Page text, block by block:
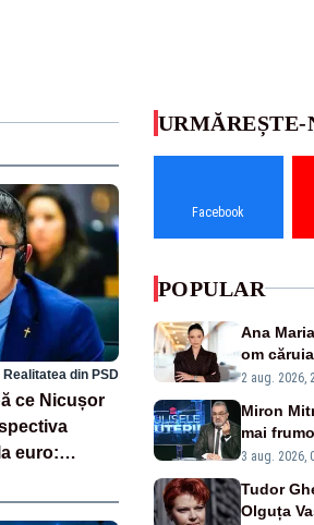
Realitatea din PSD
ce Nicușor
euro:
URMĂREȘTE-
Facebook
POPULAR
Ana
om
2 aug. 2026,
Miron
mai
mai tare,
3 aug. 2026,
Tudor
Olguța